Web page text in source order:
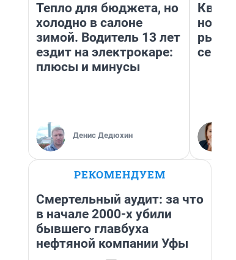
Тепло для бюджета, но
холодно в салоне
зимой. Водитель 13 лет
ездит на электрокаре:
плюсы и минусы
Денис Дедюхин
но
РЕКОМЕНДУЕМ
Смертельный аудит: за что
в начале 2000-х убили
бывшего главбуха
нефтяной компании Уфы